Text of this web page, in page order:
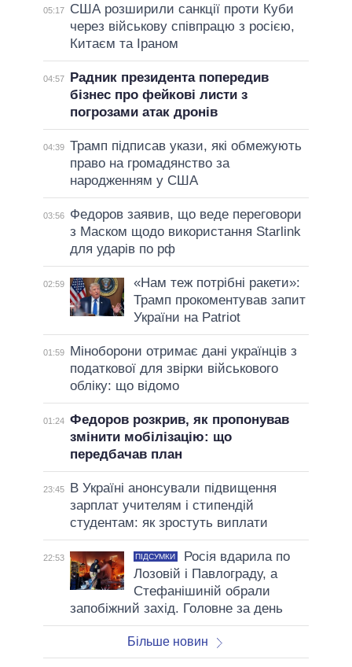
05:17
США розширили санкції проти Куби
через військову співпрацю з росією,
Китаєм та Іраном
04:57
Радник президента попередив
бізнес про фейкові листи з
погрозами атак дронів
04:39 Трамп підписав укази, які обмежують
право на громадянство за
народженням у США
03:56
Федоров заявив, що веде переговори
з Маском щодо використання Starlink
для ударів по рф
02:59
«Нам теж потрібні ракети»:
Трамп прокоментував запит
України на Patriot
01:59
Міноборони отримає дані українців з
податкової для звірки військового
обліку: що відомо
01:24 Федоров розкрив, як пропонував
змінити мобілізацію: що
передбачав план
23:45
В Україні анонсували підвищення
зарплат учителям і стипендій
студентам: як зростуть виплати
22:53 ПІДСУМКИ
Росія вдарила по
Лозовій і Павлограду, а
Стефанішиній обрали
запобіжний захід. Головне за день
Більше новин